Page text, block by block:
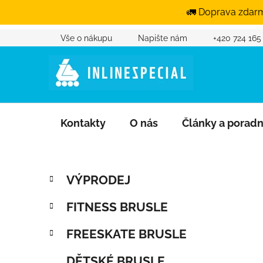
🚛 Doprava
Přejít na obsah
Vše o nákupu Napište nám +420 724 165
Kontakty O nás Články a
Postranní panel
Přeskočit kategorie
Kategorie
VÝPRODEJ
FITNESS BRUSLE
FREESKATE BRUSLE